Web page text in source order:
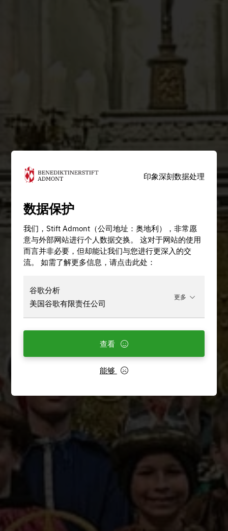
印象深刻数据处理
数据保护
我们，Stift Admont（公司地址：奥地利），非常愿
意与外部网站进行个人数据交换。 这对于网站的使用
而言并非必要，但却能让我们与您进行更深入的交
流。 如需了解更多信息，请点击此处：
谷歌分析
美国谷歌有限责任公司
更多
能够
查看